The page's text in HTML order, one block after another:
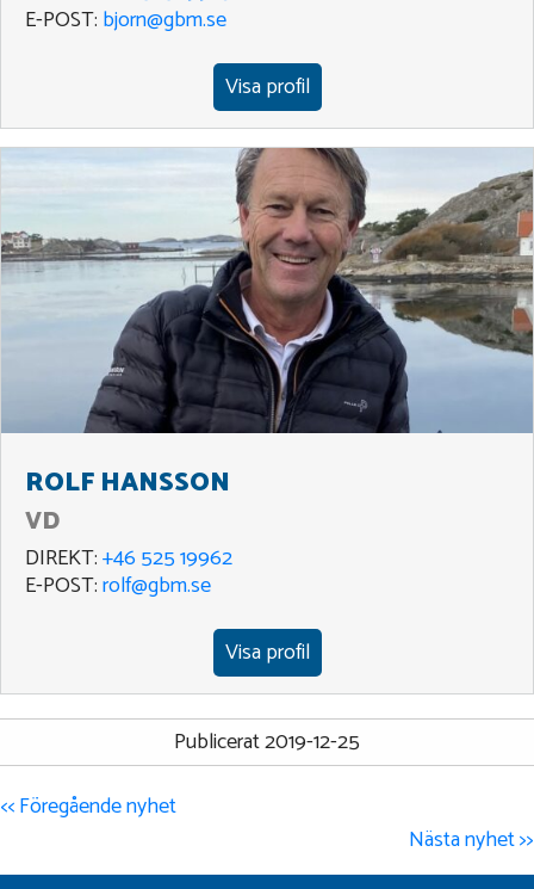
E-POST: bjorn@gbm.se
Visa profil
ROLF HANSSON
VD
DIREKT:+46 525 19962
E-POST:rolf@gbm.se
Visa profil
Publicerat 2019-12-25
<< Föregående nyhet
Nästa nyhet >>